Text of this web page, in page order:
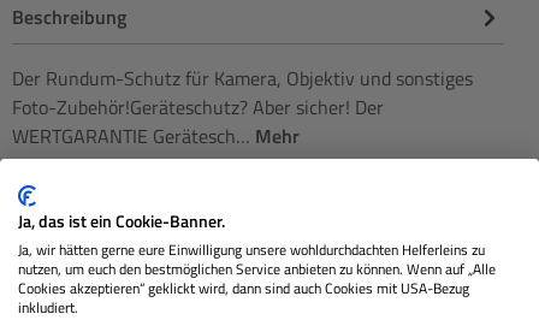
Beschreibung
Der Rundum-Schutz für Kamera, Objektiv und sonstiges
Foto-Zubehör!Geräteschutz? Aber sicher! Der
WERTGARANTIE Gerätesch… Mehr
Bewertungen
Ja, das ist ein Cookie-Banner.
Ja, wir hätten gerne eure Einwilligung unsere wohldurchdachten Helferleins zu
nutzen, um euch den bestmöglichen Service anbieten zu können. Wenn auf „Alle
Cookies akzeptieren“ geklickt wird, dann sind auch Cookies mit USA-Bezug
inkludiert.